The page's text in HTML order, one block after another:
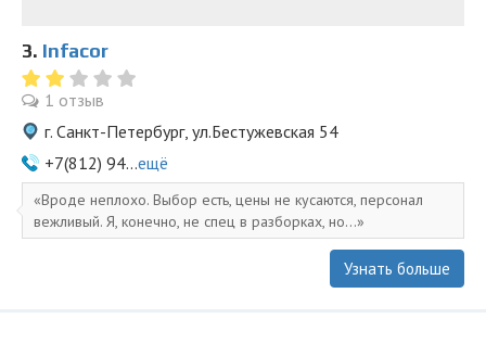
3. Infacor
1 отзыв
г. Санкт-Петербург, ул.Бестужевская 54
+7(812) 94...ещё
Вроде неплохо. Выбор есть, цены не кусаются, персонал
вежливый. Я, конечно, не спец в разборках, но...
Узнать больше